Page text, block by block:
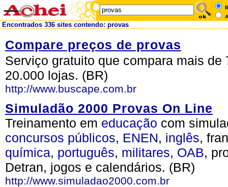
Encontrados 336 sites contendo: provas
Compare preços de provas
Serviço gratuito que compara mais
20.000 lojas. (BR)
http://www.buscape.com.br
Simuladão 2000 Provas On Line
Treinamento em educação com
concursos públicos, ENEN, inglês,
química, português, militares, OAB,
Detran, jogos e calendários. (BR)
http://www.simuladao2000.com.br